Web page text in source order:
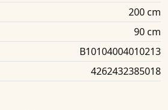
200 cm
90 cm
B10104004010213
4262432385018